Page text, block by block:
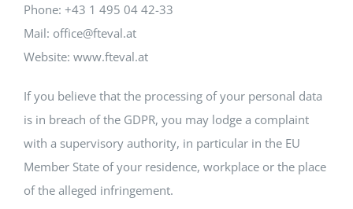
Phone: +43 1 495 04 42-33
Mail: office@fteval.at
Website: www.fteval.at
If you believe that the processing of your personal data
is in breach of the GDPR, you may lodge a complaint
with a supervisory authority, in particular in the EU
Member State of your residence, workplace or the place
of the alleged infringement.